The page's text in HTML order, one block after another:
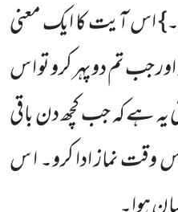
اس آیت کا ایک معنی
جب تم دوپہر کرو تو ا س
یہ ہے کہ جب کچھ دن باقی
س وقت نماز ادا کرو۔ ا س